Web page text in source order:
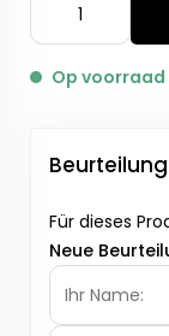
Op voorraad
Für dieses
Neue